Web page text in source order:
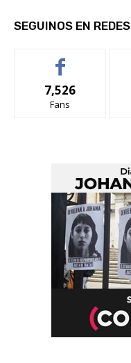
SEGUINOS EN REDES
7,526
Fans